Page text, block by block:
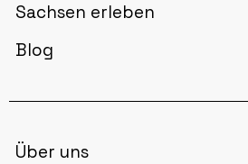
Sachsen erleben
Blog
Über uns